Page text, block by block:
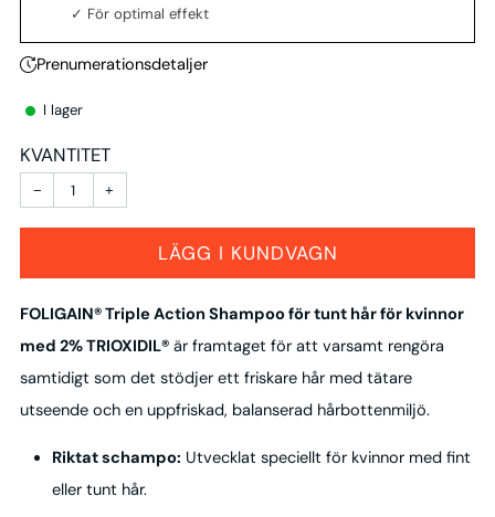
✓ För optimal effekt
Prenumerationsdetaljer
I lager
KVANTITET
− +
LÄGG I KUNDVAGN
FOLIGAIN® Triple Action Shampoo för tunt hår för kvinnor
med 2% TRIOXIDIL® är framtaget för att varsamt rengöra
samtidigt som det stödjer ett friskare hår med tätare
utseende och en uppfriskad, balanserad hårbottenmiljö.
Riktat schampo: Utvecklat speciellt för kvinnor med fint
eller tunt hår.